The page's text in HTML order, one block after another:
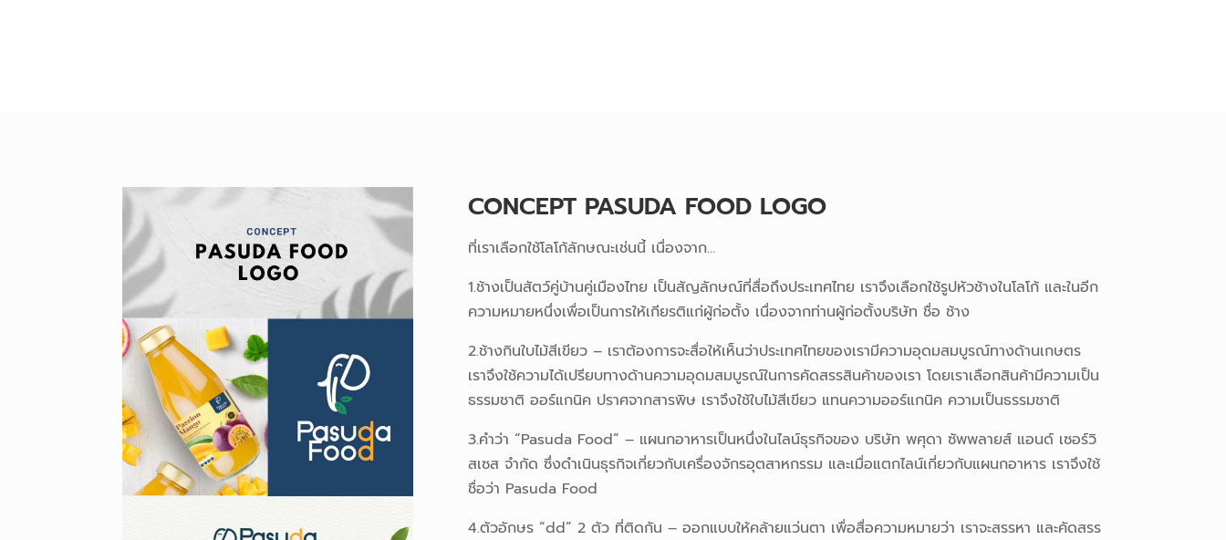
CONCEPT PASUDA FOOD LOGO
ที่เราเลือกใช้โลโก้ลักษณะเช่นนี้ เนื่องจาก…
1.ช้างเป็นสัตว์คู่บ้านคู่เมืองไทย เป็นสัญลักษณ์ที่สื่อถึงประเทศไทย เราจึงเลือกใช้รูปหัวช้างในโลโก้ และในอีก
ความหมายหนึ่งเพื่อเป็นการให้เกียรติแก่ผู้ก่อตั้ง เนื่องจากท่านผู้ก่อตั้งบริษัท ชื่อ ช้าง
2.ช้างกินใบไม้สีเขียว – เราต้องการจะสื่อให้เห็นว่าประเทศไทยของเรามีความอุดมสมบูรณ์ทางด้านเกษตร
เราจึงใช้ความได้เปรียบทางด้านความอุดมสมบูรณ์ในการคัดสรรสินค้าของเรา โดยเราเลือกสินค้ามีความเป็น
ธรรมชาติ ออร์แกนิค ปราศจากสารพิษ เราจึงใช้ใบไม้สีเขียว แทนความออร์แกนิค ความเป็นธรรมชาติ
3.คำว่า “Pasuda Food” – แผนกอาหารเป็นหนึ่งในไลน์ธุรกิจของ บริษัท พศุดา ซัพพลายส์ แอนด์ เซอร์วิ
สเซส จำกัด ซึ่งดำเนินธุรกิจเกี่ยวกับเครื่องจักรอุตสาหกรรม และเมื่อแตกไลน์เกี่ยวกับแผนกอาหาร เราจึงใช้
ชื่อว่า Pasuda Food
4.ตัวอักษร “dd” 2 ตัว ที่ติดกัน – ออกแบบให้คล้ายแว่นตา เพื่อสื่อความหมายว่า เราจะสรรหา และคัดสรร